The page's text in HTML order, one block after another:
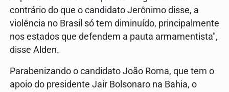
contrário do que o candidato Jerônimo disse, a
violência no Brasil só tem diminuído, principalmente
nos estados que defendem a pauta armamentista",
disse Alden.
Parabenizando o candidato João Roma, que tem o
apoio do presidente Jair Bolsonaro na Bahia, o